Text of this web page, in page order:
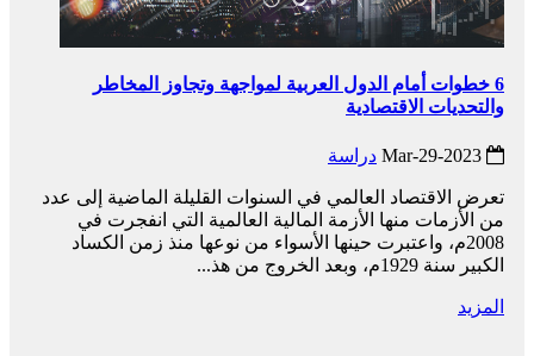
6 خطوات أمام الدول العربية لمواجهة وتجاوز المخاطر
والتحديات الاقتصادية
دراسة
تعرض الاقتصاد العالمي في السنوات القليلة الماضية إلى عدد
من الأزمات منها الأزمة المالية العالمية التي انفجرت في
2008م، واعتبرت حينها الأسواء من نوعها منذ زمن الكساد
الكبير سنة 1929م، وبعد الخروج من هذ...
المزيد